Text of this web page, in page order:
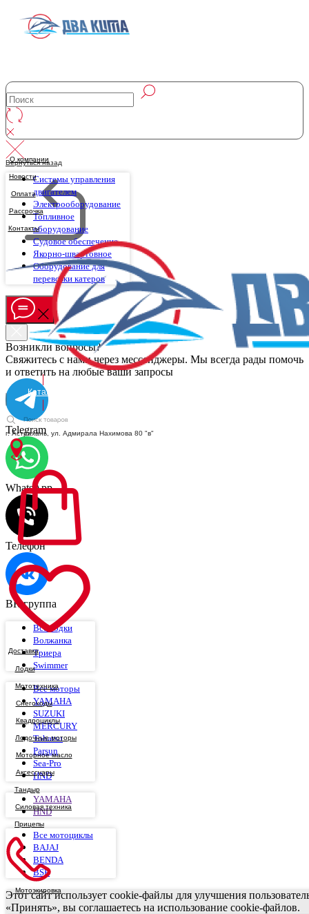
О компании
Новости
Оплата
Рассрочка
Контакты
Каталог
г. Астрахань, ул. Адмирала Нахимова 80 "в"
Доставка
Вернуться назад
Системы управления
двигателем
Электрооборудование
Топливное
оборудование
Судовое обеспечение
Якорно-швартовное
Оборудование для
перевозки катеров
Возникли вопросы?
Свяжитесь с нами через мессенджеры. Мы всегда рады помочь
и ответить на любые ваши запросы
Telegram
WhatsApp
Телефон
ВК группа
Все лодки
Волжанка
Триера
Swimmer
Все моторы
YAMAHA
SUZUKI
MERCURY
Tohatsu
Parsun
Sea-Pro
HND
YAMAHA
HND
Все мотоциклы
BAJAJ
BENDA
BSE
Этот сайт использует cookie-файлы для улучшения
«Принять», вы соглашаетесь на использование cookie-файлов.